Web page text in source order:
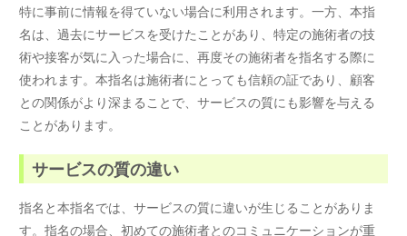
特に事前に情報を得ていない場合に利用されます。一方、本指
名は、過去にサービスを受けたことがあり、特定の施術者の技
術や接客が気に入った場合に、再度その施術者を指名する際に
使われます。本指名は施術者にとっても信頼の証であり、顧客
との関係がより深まることで、サービスの質にも影響を与える
ことがあります。
サービスの質の違い
指名と本指名では、サービスの質に違いが生じることがありま
す。指名の場合、初めての施術者とのコミュニケーションが重